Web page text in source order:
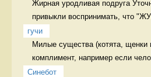
Жирная уродливая подруга
привыкли воспринимать, что
гучи
Милые существа (котята, щенки
комплимент, например если
Синебот